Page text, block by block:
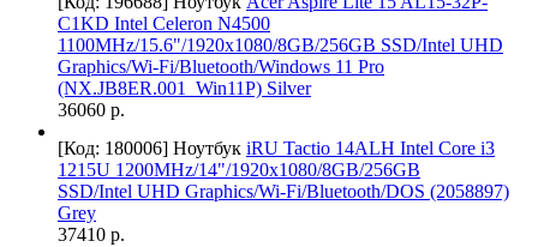
C1KD Intel Celeron N4500
1100MHz/15.6"/1920x1080/8GB/256GB SSD/Intel UHD
Graphics/Wi-Fi/Bluetooth/Windows 11 Pro
(NX.JB8ER.001_Win11P) Silver
36060 р.
[Код: 180006] Ноутбук iRU Tactio 14ALH Intel Core i3
1215U 1200MHz/14"/1920x1080/8GB/256GB
SSD/Intel UHD Graphics/Wi-Fi/Bluetooth/DOS (2058897)
Grey
37410 р.